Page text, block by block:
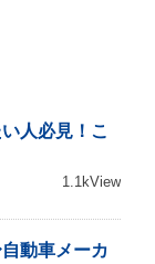
人必見！こ
1.1kView
動車メーカ